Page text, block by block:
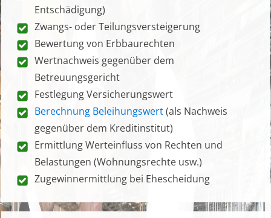
Entschädigung)
Zwangs- oder Teilungsversteigerung
Bewertung von Erbbaurechten
Wertnachweis gegenüber dem
Betreuungsgericht
Festlegung Versicherungswert
Berechnung Beleihungswert(als Nachweis
gegenüber dem Kreditinstitut)
Ermittlung Werteinfluss von Rechten und
Belastungen (Wohnungsrechte usw.)
Zugewinnermittlung bei Ehescheidung